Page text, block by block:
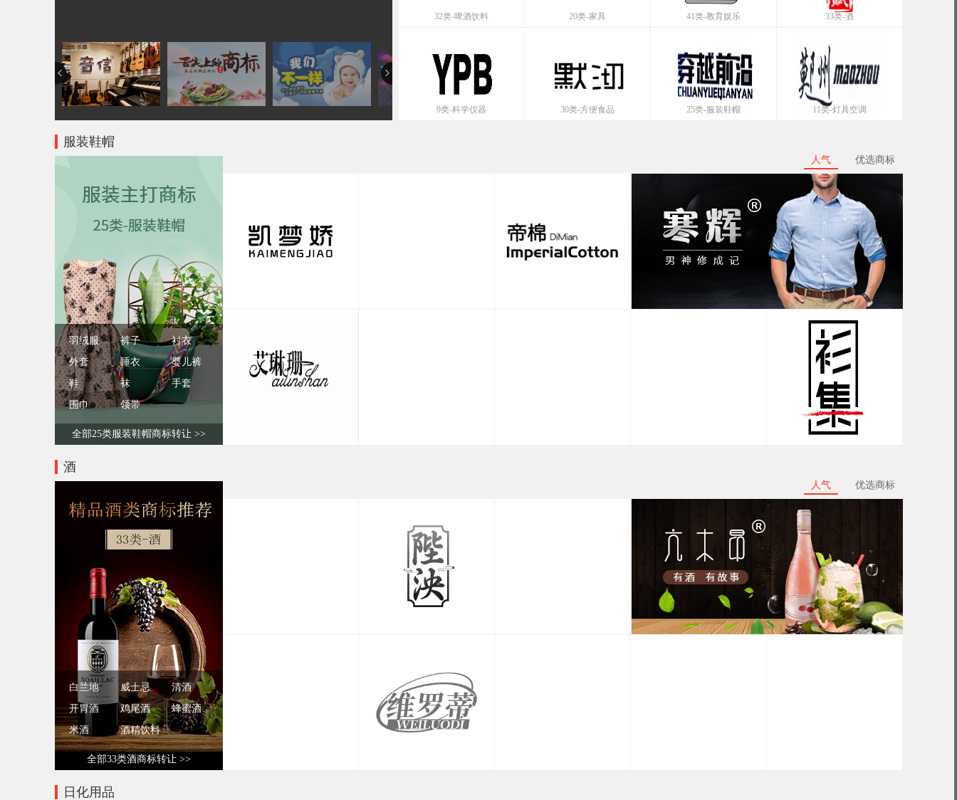
32类-啤酒饮料 20类-家具 41类-教育娱乐 33类-酒
9类-科学仪器 30类-方便食品 25类-服装鞋帽 11类-灯具空调
人气 优选商标
服装鞋帽
羽绒服 裤子
衬衣
外套
睡衣
婴儿裤
鞋
袜
手套
围巾
领带
全部25类服装鞋帽商标转让 >>
人气 优选商标
酒
白兰地 威士忌
清酒
开胃酒
鸡尾酒
蜂蜜酒
米酒
酒精饮料
全部33类酒商标转让 >>
日化用品